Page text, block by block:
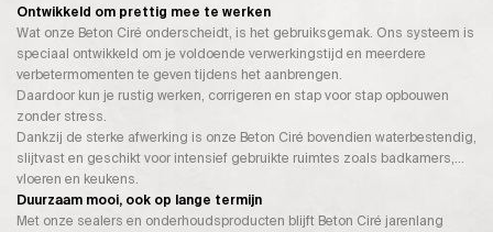
Ontwikkeld om prettig mee te werken
Wat onze Beton Ciré onderscheidt, is het gebruiksgemak. Ons systeem is
speciaal ontwikkeld om je voldoende verwerkingstijd en meerdere
verbetermomenten te geven tijdens het aanbrengen.
Daardoor kun je rustig werken, corrigeren en stap voor stap opbouwen
zonder stress.
Dankzij de sterke afwerking is onze Beton Ciré bovendien waterbestendig,
slijtvast en geschikt voor intensief gebruikte ruimtes zoals badkamers,
vloeren en keukens.
Duurzaam mooi, ook op lange termijn
Met onze sealers en onderhoudsproducten blijft Beton Ciré jarenlang